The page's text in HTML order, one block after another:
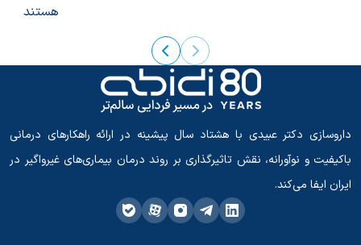
هستند
داروسازی دکتر عبیدی با هشتاد سال پیشینه در ارائه راهکارهای درمانی
باکیفیت و نوآورانه، نقش تاثیرگذاری بر روند درمان بیماری‌های غیرواگیر در
ایران ایفا می‌کند.